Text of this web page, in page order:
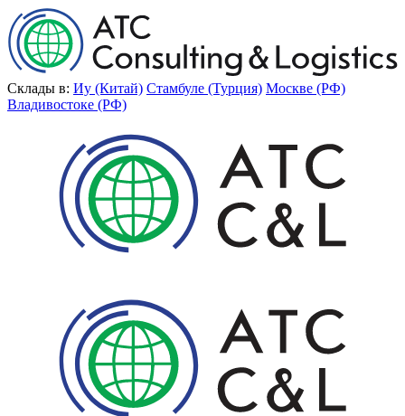
Склады в: Иу (Китай) Стамбуле (Турция) Москве (РФ)
Владивостоке (РФ)